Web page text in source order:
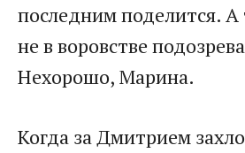
последним поделится. А
не в воровстве
Нехорошо, Марина.
Когда за Дмитрием